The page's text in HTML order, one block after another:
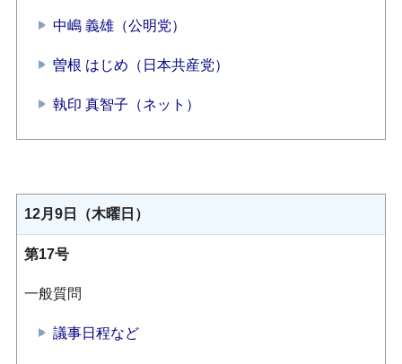
中嶋 義雄（公明党）
曽根 はじめ（日本共産党）
執印 真智子（ネット）
12月9日（木曜日）
第17号
一般質問
議事日程など